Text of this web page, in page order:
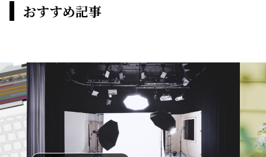
おすすめ記事